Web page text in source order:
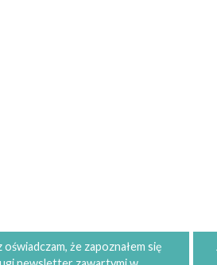
że zapoznałem się